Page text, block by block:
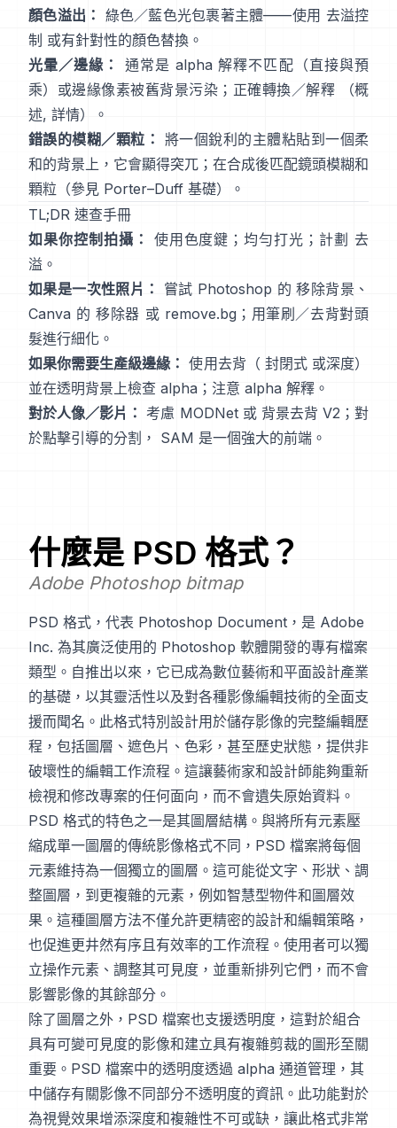
顏色溢出： 綠色／藍色光包裹著主體——使用 去溢控
制 或有針對性的顏色替換。
光暈／邊緣：
通常是 alpha 解釋不匹配（直接與預
乘）或邊緣像素被舊背景污染；正確轉換／解釋
（概
述, 詳情）。
錯誤的模糊／顆粒： 將一個銳利的主體粘貼到一個柔
和的背景上，它會顯得突兀；在合成後匹配鏡頭模糊和
顆粒（參見 Porter–Duff 基礎）。
TL;DR 速查手冊
如果你控制拍攝：
使用色度鍵；均勻打光；計劃 去
溢 。
如果是一次性照片：
嘗試 Photoshop 的 移除背景 、
Canva 的 移除器 或 remove.bg；用筆刷／去背對頭
髮進行細化。
如果你需要生產級邊緣： 使用去背（ 封閉式 或深度）
並在透明背景上檢查 alpha；注意 alpha 解釋 。
對於人像／影片： 考慮 MODNet或 背景去背 V2 ；對
於點擊引導的分割， SAM 是一個強大的前端。
什麼是 PSD 格式？
Adobe Photoshop bitmap
PSD 格式，代表 Photoshop Document，是 Adobe
Inc. 為其廣泛使用的 Photoshop 軟體開發的專有檔案
類型。自推出以來，它已成為數位藝術和平面設計產業
的基礎，以其靈活性以及對各種影像編輯技術的全面支
援而聞名。此格式特別設計用於儲存影像的完整編輯歷
程，包括圖層、遮色片、色彩，甚至歷史狀態，提供非
破壞性的編輯工作流程。這讓藝術家和設計師能夠重新
檢視和修改專案的任何面向，而不會遺失原始資料。
PSD 格式的特色之一是其圖層結構。與將所有元素壓
縮成單一圖層的傳統影像格式不同，PSD 檔案將每個
元素維持為一個獨立的圖層。這可能從文字、形狀、調
整圖層，到更複雜的元素，例如智慧型物件和圖層效
果。這種圖層方法不僅允許更精密的設計和編輯策略，
也促進更井然有序且有效率的工作流程。使用者可以獨
立操作元素、調整其可見度，並重新排列它們，而不會
影響影像的其餘部分。
除了圖層之外，PSD 檔案也支援透明度，這對於組合
具有可變可見度的影像和建立具有複雜剪裁的圖形至關
重要。PSD 檔案中的透明度透過 alpha 通道管理，其
中儲存有關影像不同部分不透明度的資訊。此功能對於
為視覺效果增添深度和複雜性不可或缺，讓此格式非常